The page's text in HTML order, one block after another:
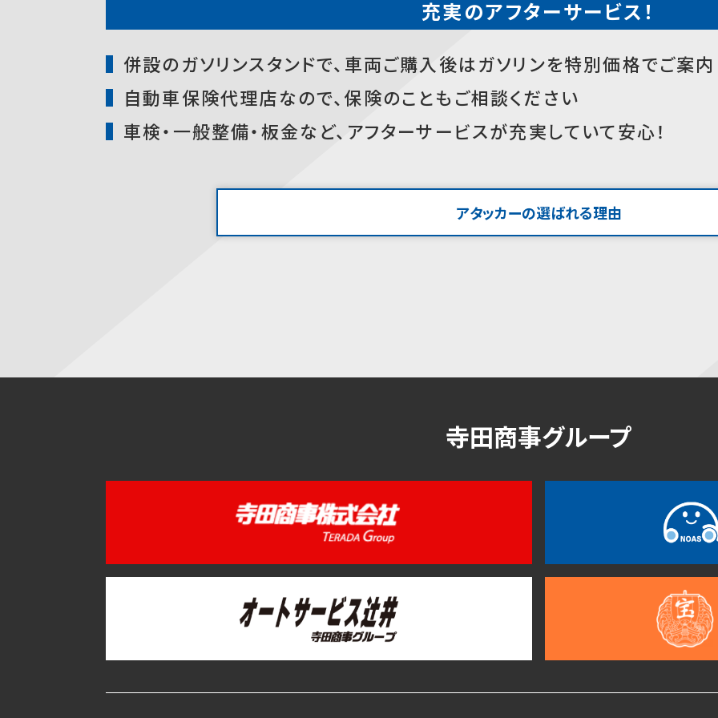
充実のアフターサービス！
併設のガソリンスタンドで、車両ご購入後はガソリンを特別価格でご案内
自動車保険代理店なので、保険のこともご相談ください
車検・一般整備・板金など、アフターサービスが充実していて安心！
アタッカーの選ばれる理由
寺田商事グループ